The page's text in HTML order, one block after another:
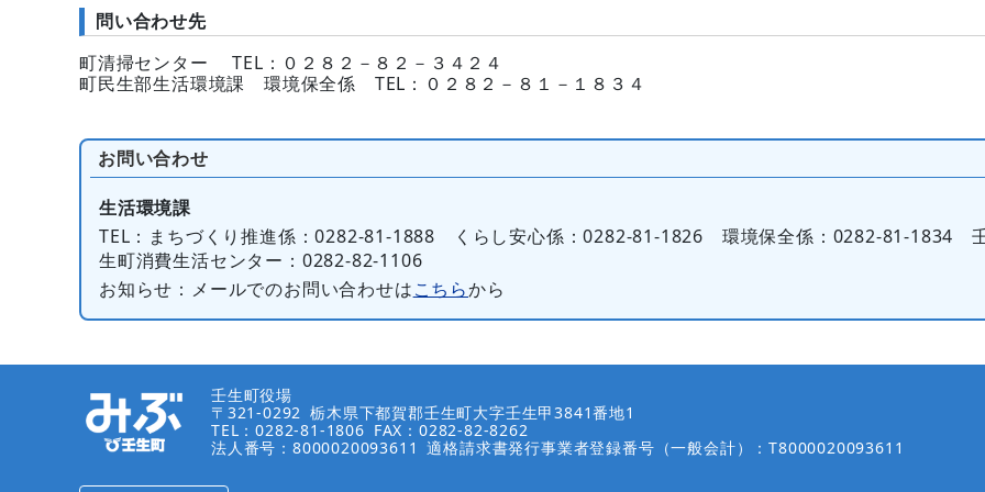
問い合わせ先
町清掃センター TEL：０２８２－８２－３４２４
町民生部生活環境課 環境保全係 TEL：０２８２－８１－１８３４
お問い合わせ
生活環境課
TEL ：まちづくり推進係：0282-81-1888 くらし安心係：0282-81-1826 環境保全係：0282-81-1834
生町消費生活センター：0282-82-1106
お知らせ ：メールでのお問い合わせはこちらから
壬生町役場
〒321-0292 栃木県下都賀郡壬生町大字壬生甲3841番地1
TEL：0282-81-1806 FAX：0282-82-8262
法人番号：8000020093611
適格請求書発行事業者登録番号（一般会計）：T8000020093611